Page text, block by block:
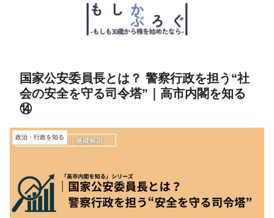
国家公安委員長とは？ 警察行政を担う“社
会の安全を守る司令塔”｜高市内閣を知る
⑭
政治・行政を知る